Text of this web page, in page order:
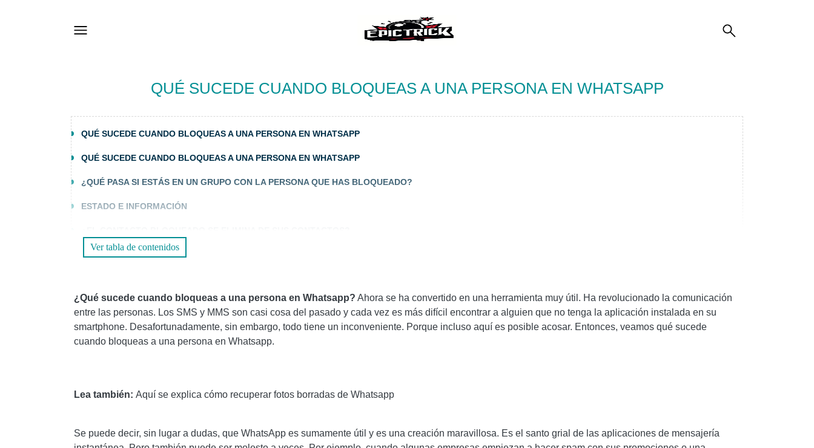
QUÉ SUCEDE CUANDO BLOQUEAS A UNA PERSONA EN WHATSAPP
QUÉ SUCEDE CUANDO BLOQUEAS A UNA PERSONA EN WHATSAPP
QUÉ SUCEDE CUANDO BLOQUEAS A UNA PERSONA EN WHATSAPP
¿QUÉ PASA SI ESTÁS EN UN GRUPO CON LA PERSONA QUE HAS BLOQUEADO?
ESTADO E INFORMACIÓN
CÓMO BLOQUEAR A ALGUIEN EN WHATSAPP
PARA LEER MÁS:
Ver tabla de contenidos
¿Qué sucede cuando bloqueas a una persona en Whatsapp? Ahora se ha convertido en una herramienta muy útil. Ha revolucionado la comunicación
entre las personas. Los SMS y MMS son casi cosa del pasado y cada vez es más difícil encontrar a alguien que no tenga la aplicación instalada en su
smartphone. Desafortunadamente, sin embargo, todo tiene un inconveniente. Porque incluso aquí es posible acosar. Entonces, veamos qué sucede
cuando bloqueas a una persona en Whatsapp.
Lea también: Aquí se explica cómo recuperar fotos borradas de Whatsapp
Se puede decir, sin lugar a dudas, que WhatsApp es sumamente útil y es una creación maravillosa. Es el santo grial de las aplicaciones de mensajería